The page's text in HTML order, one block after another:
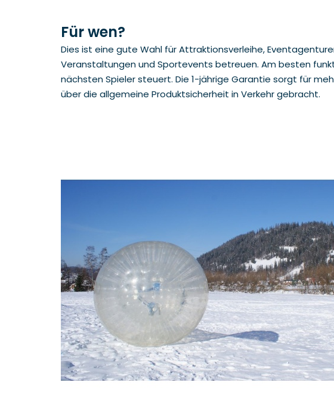
Für wen?
Dies ist eine gute Wahl für Attraktionsverleihe,
Veranstaltungen und Sportevents betreuen. Am besten
nächsten Spieler steuert. Die 1-jährige Garantie sorgt für
über die allgemeine Produktsicherheit in Verkehr gebracht.